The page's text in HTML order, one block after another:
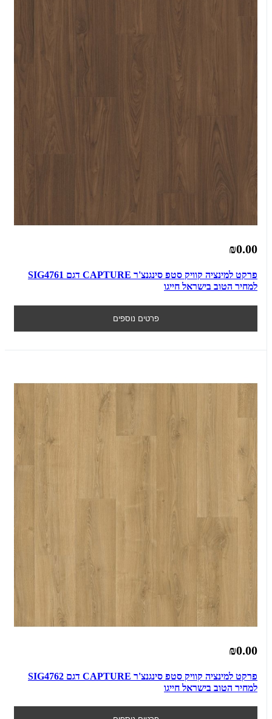
₪0.00
פרקט למינציה קוויק סטפ סינגנצ'ר CAPTURE דגם SIG4761
למחיר הטוב בישראל חייגו
פרטים נוספים
₪0.00
פרקט למינציה קוויק סטפ סינגנצ'ר CAPTURE דגם SIG4762
למחיר הטוב בישראל חייגו